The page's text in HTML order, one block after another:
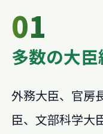
01
多数の大
外務大臣、官房
臣、文部科学大